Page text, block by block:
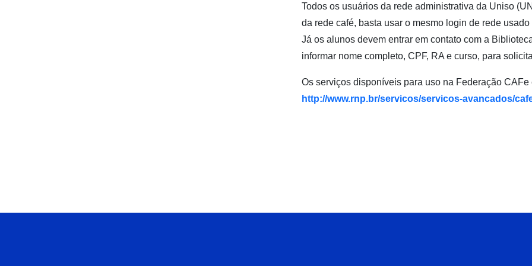
Todos os usuários da rede administrativa da Uniso
da rede café, basta usar o mesmo login de rede
Já os alunos devem entrar em contato com a
informar nome completo, CPF, RA e curso, para
Os serviços disponíveis para uso na Federação CAFe
http://www.rnp.br/servicos/servicos-avancados/